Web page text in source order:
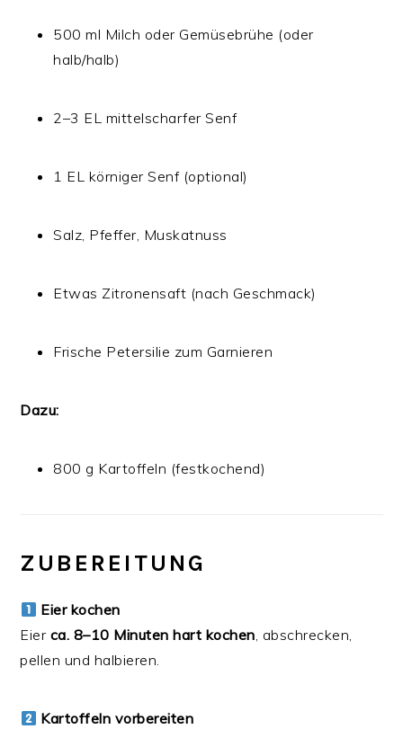
500 ml Milch oder Gemüsebrühe (oder
halb/halb)
2–3 EL mittelscharfer Senf
1 EL körniger Senf (optional)
Salz, Pfeffer, Muskatnuss
Etwas Zitronensaft (nach Geschmack)
Frische Petersilie zum Garnieren
Dazu:
800 g Kartoffeln (festkochend)
ZUBEREITUNG
Eier kochen
Eier ca. 8–10 Minuten hart kochen, abschrecken,
pellen und halbieren.
Kartoffeln vorbereiten